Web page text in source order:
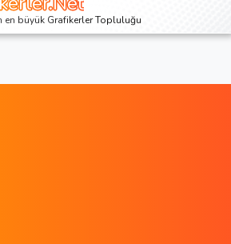
Giriş yap Kayıt ol
en büyük Grafikerler Topluluğu